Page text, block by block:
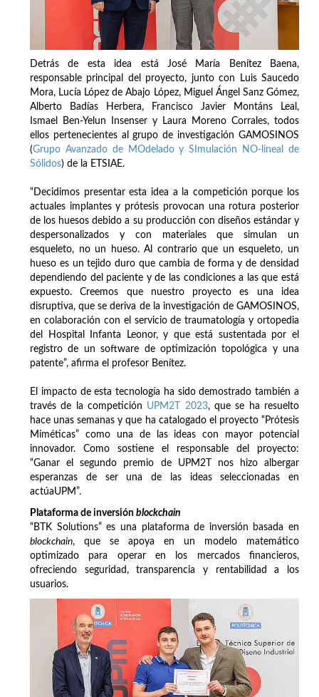
Detrás de esta idea está José María Benítez Baena,
responsable principal del proyecto, junto con Luis Saucedo
Mora, Lucía López de Abajo López, Miguel Ángel Sanz Gómez,
Alberto Badías Herbera, Francisco Javier Montáns Leal,
Ismael Ben-Yelun Insenser y Laura Moreno Corrales, todos
ellos pertenecientes al grupo de investigación GAMOSINOS
(Grupo Avanzado de MOdelado y SImulación NO-lineal de
Sólidos) de la ETSIAE.
“Decidimos presentar esta idea a la competición porque los
actuales implantes y prótesis provocan una rotura posterior
de los huesos debido a su producción con diseños estándar y
despersonalizados y con materiales que simulan un
esqueleto, no un hueso. Al contrario que un esqueleto, un
hueso es un tejido duro que cambia de forma y de densidad
dependiendo del paciente y de las condiciones a las que está
expuesto. Creemos que nuestro proyecto es una idea
disruptiva, que se deriva de la investigación de GAMOSINOS,
en colaboración con el servicio de traumatología y ortopedia
del Hospital Infanta Leonor, y que está sustentada por el
registro de un software de optimización topológica y una
patente”, afirma el profesor Benítez.
El impacto de esta tecnología ha sido demostrado también a
través de la competición UPM2T 2023, que se ha resuelto
hace unas semanas y que ha catalogado el proyecto “Prótesis
Miméticas” como una de las ideas con mayor potencial
innovador. Como sostiene el responsable del proyecto:
“Ganar el segundo premio de UPM2T nos hizo albergar
esperanzas de ser una de las ideas seleccionadas en
actúaUPM”.
Plataforma de inversión blockchain
“BTK Solutions” es una plataforma de inversión basada en
blockchain, que se apoya en un modelo matemático
optimizado para operar en los mercados financieros,
ofreciendo seguridad, transparencia y rentabilidad a los
usuarios.